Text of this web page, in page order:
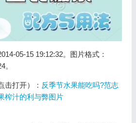
05-15 19:12:32。图片格式：
。
击打开）： 反季节水果能吃吗?范志
榨汁的利与弊图片